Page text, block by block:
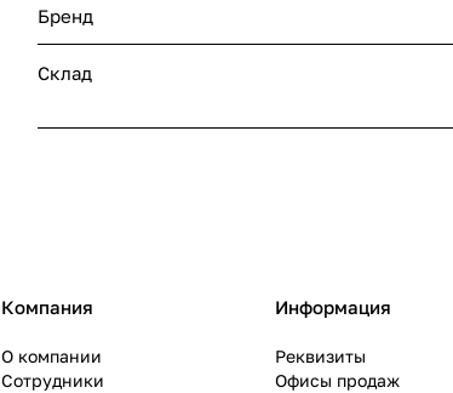
Бренд
Склад
Компания
О компании
Сотрудники
Информация
Реквизиты
Офисы продаж